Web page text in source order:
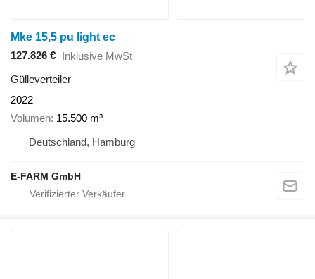
Mke 15,5 pu light ec
127.826 € Inklusive MwSt
Gülleverteiler
2022
Volumen 15.500 m³
Deutschland, Hamburg
E-FARM GmbH